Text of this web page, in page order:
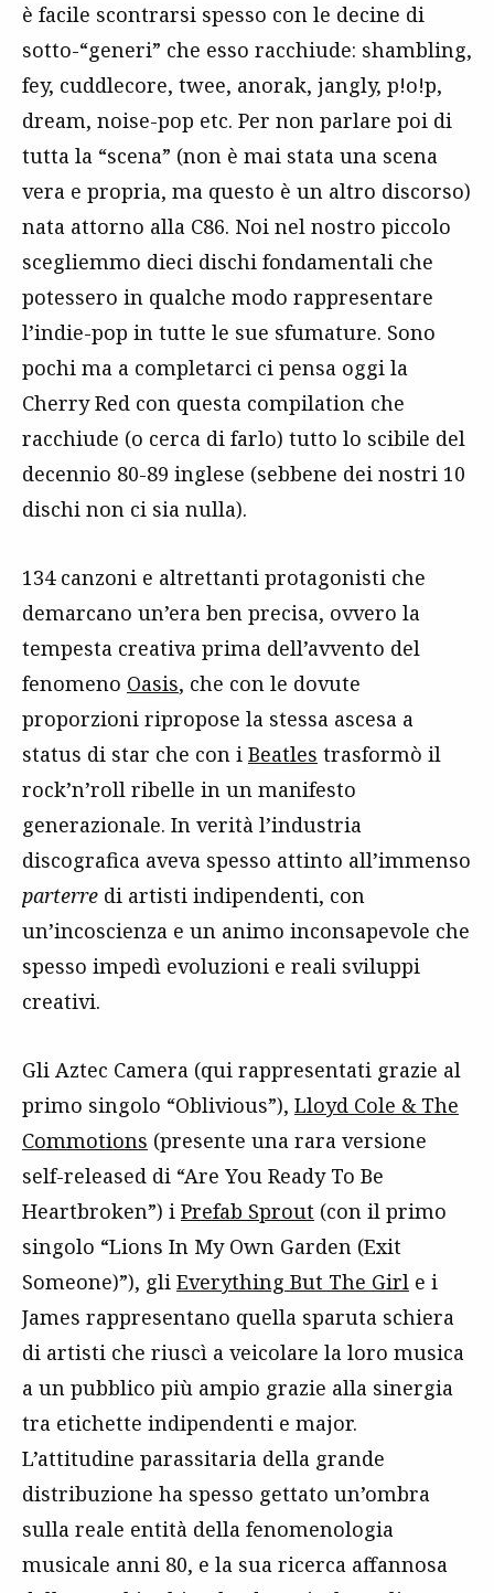
è facile scontrarsi spesso con le decine di
sotto-“generi” che esso racchiude: shambling,
fey, cuddlecore, twee, anorak, jangly, p!o!p,
dream, noise-pop etc. Per non parlare poi di
tutta la “scena” (non è mai stata una scena
vera e propria, ma questo è un altro discorso)
nata attorno alla C86. Noi nel nostro piccolo
scegliemmo dieci dischi fondamentali che
potessero in qualche modo rappresentare
l’indie-pop in tutte le sue sfumature. Sono
pochi ma a completarci ci pensa oggi la
Cherry Red con questa compilation che
racchiude (o cerca di farlo) tutto lo scibile del
decennio 80-89 inglese (sebbene dei nostri 10
dischi non ci sia nulla).
134 canzoni e altrettanti protagonisti che
demarcano un’era ben precisa, ovvero la
tempesta creativa prima dell’avvento del
fenomeno Oasis, che con le dovute
proporzioni ripropose la stessa ascesa a
status di star che con i Beatles trasformò il
rock’n’roll ribelle in un manifesto
generazionale. In verità l’industria
discografica aveva spesso attinto all’immenso
parterre di artisti indipendenti, con
un’incoscienza e un animo inconsapevole che
spesso impedì evoluzioni e reali sviluppi
creativi.
Gli Aztec Camera (qui rappresentati grazie al
primo singolo “Oblivious”), Lloyd Cole & The
Commotions (presente una rara versione
self-released di “Are You Ready To Be
Heartbroken”) i Prefab Sprout (con il primo
singolo “Lions In My Own Garden (Exit
Someone)”), gli Everything But The Girl e i
James rappresentano quella sparuta schiera
di artisti che riuscì a veicolare la loro musica
a un pubblico più ampio grazie alla sinergia
tra etichette indipendenti e major.
L’attitudine parassitaria della grande
distribuzione ha spesso gettato un’ombra
sulla reale entità della fenomenologia
musicale anni 80, e la sua ricerca affannosa